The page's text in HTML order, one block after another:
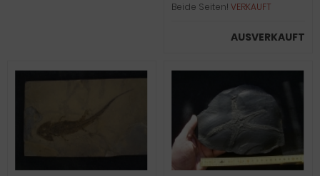
Beide Seiten! VERKAUFT
AUSVERKAUFT